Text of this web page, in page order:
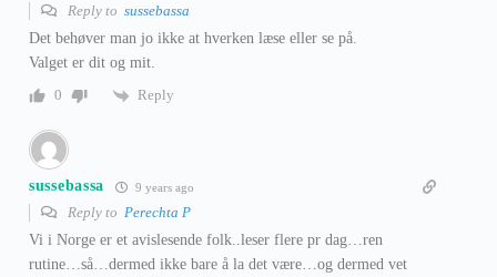
Reply to sussebassa
Det behøver man jo ikke at hverken læse eller se på.
Valget er dit og mit.
0
Reply
sussebassa 9 years ago
Reply to Perechta P
Vi i Norge er et avislesende folk..leser flere pr dag…ren
rutine…så…dermed ikke bare å la det være…og dermed vet